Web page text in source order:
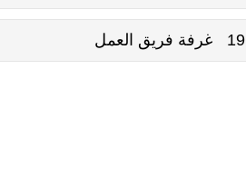
19 غرفة فريق العمل